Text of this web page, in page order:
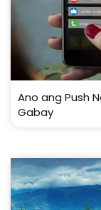
Ano ang Push
Gabay